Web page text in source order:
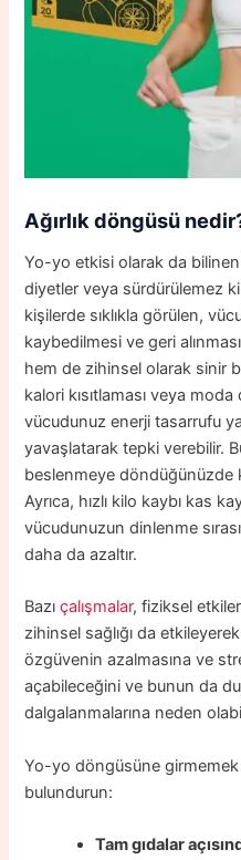
Ağırlık döngüsü
Yo-yo etkisi olarak da bilinen
diyetler veya sürdürülemez
kişilerde sıklıkla görülen,
kaybedilmesi ve geri
hem de zihinsel olarak sinir
kalori kısıtlaması veya
vücudunuz enerji tasarrufu
yavaşlatarak tepki verebilir.
beslenmeye döndüğünüzde
Ayrıca, hızlı kilo kaybı kas
vücudunuzun dinlenme
daha da azaltır.
Bazıçalışmalar, fiziksel
zihinsel sağlığı da
özgüvenin azalmasına ve
açabileceğini ve bunun da
dalgalanmalarına neden
Yo-yo döngüsüne
bulundurun:
Tam gıdalar